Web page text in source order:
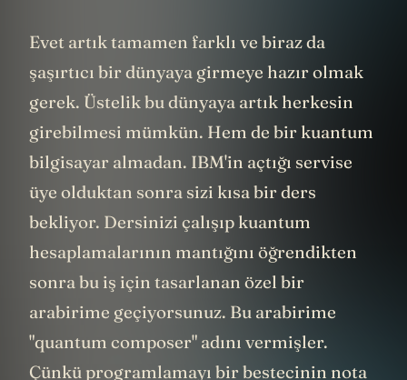
Evet artık tamamen farklı ve biraz da
şaşırtıcı bir dünyaya girmeye hazır olmak
gerek. Üstelik bu dünyaya artık herkesin
girebilmesi mümkün. Hem de bir kuantum
bilgisayar almadan. IBM'in açtığı servise
üye olduktan sonra sizi kısa bir ders
bekliyor. Dersinizi çalışıp kuantum
hesaplamalarının mantığını öğrendikten
sonra bu iş için tasarlanan özel bir
arabirime geçiyorsunuz. Bu arabirime
"quantum composer" adını vermişler.
Çünkü programlamayı bir bestecinin nota